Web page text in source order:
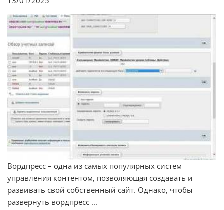
Вордпресс – одна из самых популярных систем
управления контентом, позволяющая создавать и
развивать свой собственный сайт. Однако, чтобы
развернуть вордпресс ...